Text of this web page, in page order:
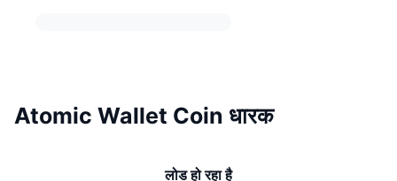
Atomic Wallet Coin धारक
लोड हो रहा है